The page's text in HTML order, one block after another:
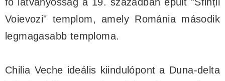
fő látványosság a 19. században épült "Sfinții
Voievozi" templom, amely Románia második
legmagasabb temploma.
Chilia Veche ideális kiindulópont a Duna-delta